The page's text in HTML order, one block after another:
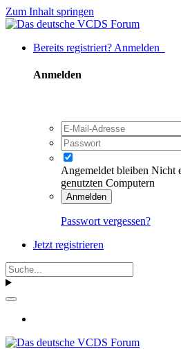
Zum Inhalt springen
Bereits registriert? Anmelden
Anmelden
Angemeldet bleiben Nicht
genutzten Computern
Anmelden
Passwort vergessen?
Jetzt registrieren